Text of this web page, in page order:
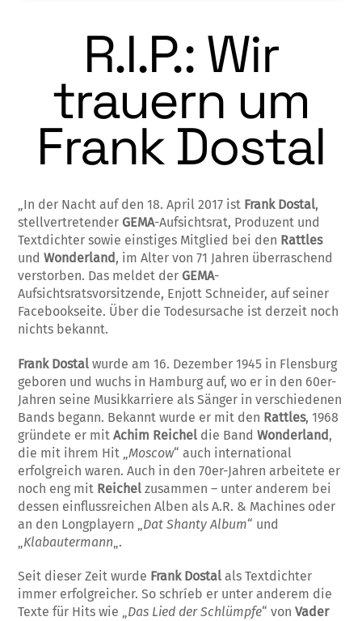
R.I.P.: Wir
trauern um
Frank Dostal
„In der Nacht auf den 18. April 2017 ist Frank Dostal,
stellvertretender GEMA-Aufsichtsrat, Produzent und
Textdichter sowie einstiges Mitglied bei den Rattles
undWonderland , im Alter von 71 Jahren überraschend
verstorben. Das meldet der GEMA-
Aufsichtsratsvorsitzende, Enjott Schneider, auf seiner
Facebookseite. Über die Todesursache ist derzeit noch
nichts bekannt.
Frank Dostal wurde am 16. Dezember 1945 in Flensburg
geboren und wuchs in Hamburg auf, wo er in den 60er-
Jahren seine Musikkarriere als Sänger in verschiedenen
Bands begann. Bekannt wurde er mit den Rattles, 1968
gründete er mitAchim Reichel die BandWonderland ,
die mit ihrem Hit „Moscow“ auch international
erfolgreich waren. Auch in den 70er-Jahren arbeitete er
noch eng mit Reichel zusammen – unter anderem bei
dessen einflussreichen Alben als A.R. & Machines oder
an den Longplayern „ Dat Shanty Album“ und
Klabautermann „.
Seit dieser Zeit wurde Frank Dostal als Textdichter
immer erfolgreicher. So schríeb er unter anderem die
Texte für Hits wie „Das Lied der Schlümpfe“ vonVader